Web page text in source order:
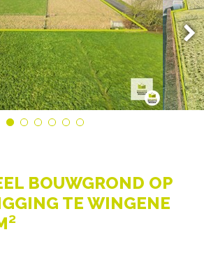
BOUWGROND OP
TE WINGENE